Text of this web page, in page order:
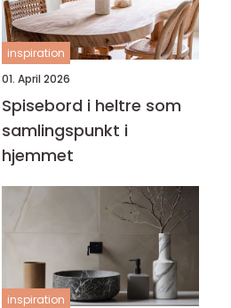
inspiration
01. April 2026
Spisebord i heltre som
samlingspunkt i
hjemmet
inspiration